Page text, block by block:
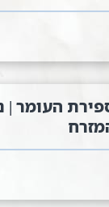
העומר |